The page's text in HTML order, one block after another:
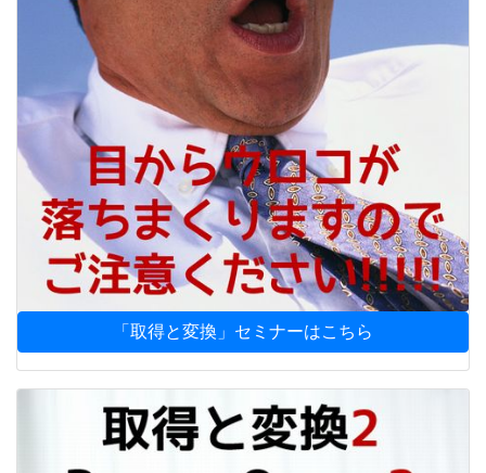
「取得と変換」セミナーはこちら